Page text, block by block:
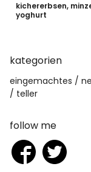
kichererbsen,
yoghurt
kategorien
eingemachtes
teller
follow me